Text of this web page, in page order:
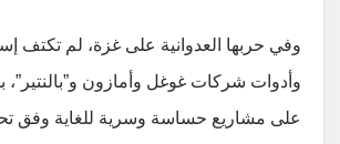
وفي حربها العدوانية على غزة، لم تكتف
وأدوات شركات غوغل وأمازون و”بالنتير”،
على مشاريع حساسة وسرية للغاية وفق